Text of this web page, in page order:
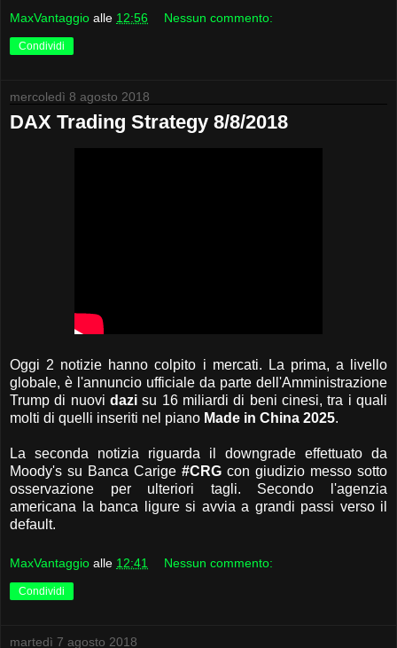
MaxVantaggio alle 12:56 Nessun commento:
Condividi
mercoledì 8 agosto 2018
DAX Trading Strategy 8/8/2018
Oggi 2 notizie hanno colpito i mercati. La prima, a livello
globale, è l'annuncio ufficiale da parte dell'Amministrazione
Trump di nuovi dazisu 16 miliardi di beni cinesi, tra i quali
molti di quelli inseriti nel piano Made in China 2025.
La seconda notizia riguarda il downgrade effettuato da
Moody's su Banca Carige #CRG con giudizio messo sotto
osservazione per ulteriori tagli. Secondo l'agenzia
americana la banca ligure si avvia a grandi passi verso il
default.
MaxVantaggio alle 12:41 Nessun commento:
Condividi
martedì 7 agosto 2018